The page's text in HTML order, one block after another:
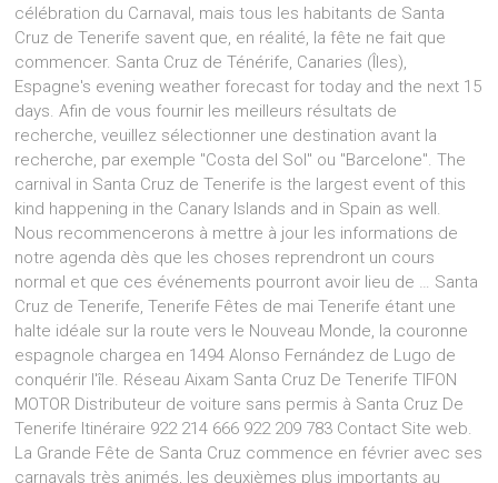
célébration du Carnaval, mais tous les habitants de Santa
Cruz de Tenerife savent que, en réalité, la fête ne fait que
commencer. Santa Cruz de Ténérife, Canaries (Îles),
Espagne's evening weather forecast for today and the next 15
days. Afin de vous fournir les meilleurs résultats de
recherche, veuillez sélectionner une destination avant la
recherche, par exemple "Costa del Sol" ou "Barcelone". The
carnival in Santa Cruz de Tenerife is the largest event of this
kind happening in the Canary Islands and in Spain as well.
Nous recommencerons à mettre à jour les informations de
notre agenda dès que les choses reprendront un cours
normal et que ces événements pourront avoir lieu de … Santa
Cruz de Tenerife, Tenerife Fêtes de mai Tenerife étant une
halte idéale sur la route vers le Nouveau Monde, la couronne
espagnole chargea en 1494 Alonso Fernández de Lugo de
conquérir l'île. Réseau Aixam Santa Cruz De Tenerife TIFON
MOTOR Distributeur de voiture sans permis à Santa Cruz De
Tenerife Itinéraire 922 214 666 922 209 783 Contact Site web.
La Grande Fête de Santa Cruz commence en février avec ses
carnavals très animés, les deuxièmes plus importants au